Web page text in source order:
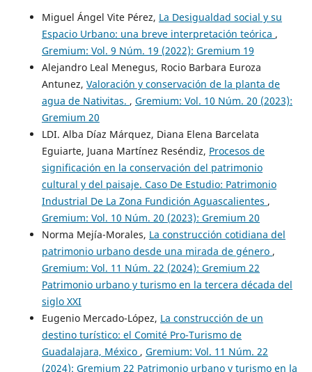
Miguel Ángel Vite Pérez, La Desigualdad social y su
Espacio Urbano: una breve interpretación teórica ,
Gremium: Vol. 9 Núm. 19 (2022): Gremium 19
Alejandro Leal Menegus, Rocio Barbara Euroza
Antunez, Valoración y conservación de la planta de
agua de Nativitas. , Gremium: Vol. 10 Núm. 20 (2023):
Gremium 20
LDI. Alba Díaz Márquez, Diana Elena Barcelata
Eguiarte, Juana Martínez Reséndiz, Procesos de
significación en la conservación del patrimonio
cultural y del paisaje. Caso De Estudio: Patrimonio
Industrial De La Zona Fundición Aguascalientes ,
Gremium: Vol. 10 Núm. 20 (2023): Gremium 20
Norma Mejía-Morales, La construcción cotidiana del
patrimonio urbano desde una mirada de género ,
Gremium: Vol. 11 Núm. 22 (2024): Gremium 22
Patrimonio urbano y turismo en la tercera década del
siglo XXI
Eugenio Mercado-López, La construcción de un
destino turístico: el Comité Pro-Turismo de
Guadalajara, México , Gremium: Vol. 11 Núm. 22
(2024): Gremium 22 Patrimonio urbano y turismo en la